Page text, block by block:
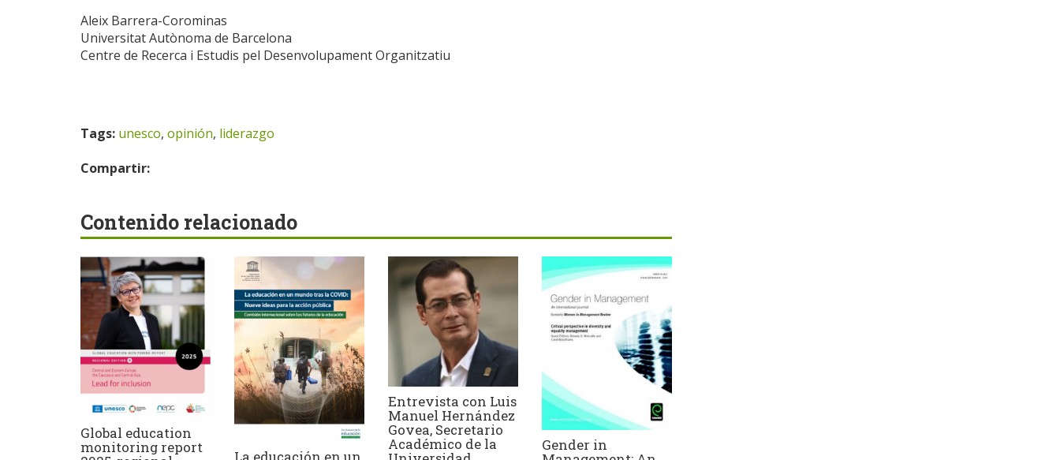
Aleix Barrera-Corominas
Universitat Autònoma de Barcelona
Centre de Recerca i Estudis pel Desenvolupament Organitzatiu
Tags: unesco, opinión, liderazgo
Compartir:
Contenido relacionado
Global education
monitoring report
La educación en un
Entrevista con Luis
Manuel Hernández
Govea, Secretario
Académico de la Gender in